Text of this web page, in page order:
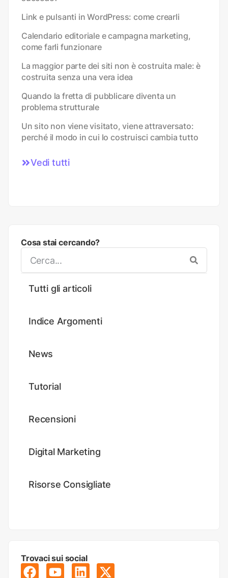
Link e pulsanti in WordPress: come crearli
Calendario editoriale e campagna marketing,
come farli funzionare
La maggior parte dei siti non è costruita male: è
costruita senza una vera idea
Quando la fretta di pubblicare diventa un
problema strutturale
Un sito non viene visitato, viene attraversato:
perché il modo in cui lo costruisci cambia tutto
Vedi tutti
Cosa stai cercando?
Tutti gli articoli
Indice Argomenti
News
Tutorial
Recensioni
Digital Marketing
Risorse Consigliate
Trovaci sui social